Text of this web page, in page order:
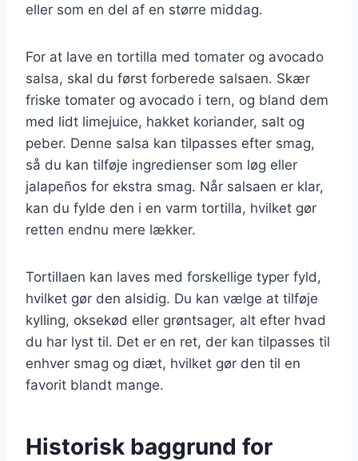
eller som en del af en større middag.
For at lave en tortilla med tomater og avocado
salsa, skal du først forberede salsaen. Skær
friske tomater og avocado i tern, og bland dem
med lidt limejuice, hakket koriander, salt og
peber. Denne salsa kan tilpasses efter smag,
så du kan tilføje ingredienser som løg eller
jalapeños for ekstra smag. Når salsaen er klar,
kan du fylde den i en varm tortilla, hvilket gør
retten endnu mere lækker.
Tortillaen kan laves med forskellige typer fyld,
hvilket gør den alsidig. Du kan vælge at tilføje
kylling, oksekød eller grøntsager, alt efter hvad
du har lyst til. Det er en ret, der kan tilpasses til
enhver smag og diæt, hvilket gør den til en
favorit blandt mange.
Historisk baggrund for